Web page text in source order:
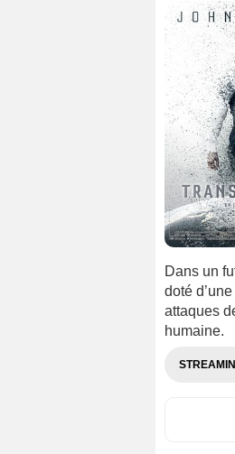
Dans un
doté
attaques
humaine.